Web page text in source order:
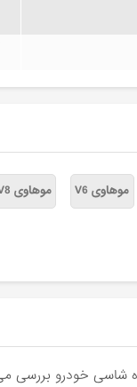
موهاوی V6 موهاوی V8